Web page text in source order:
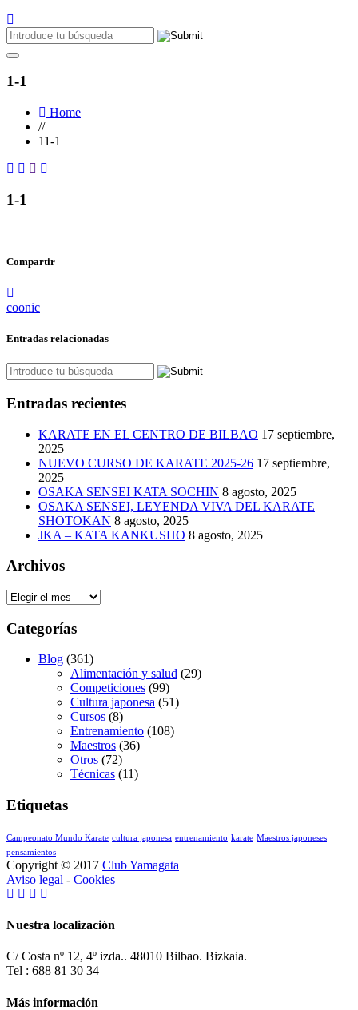
1-1
Home
//
11-1
1-1
Compartir
coonic
Entradas relacionadas
Entradas recientes
KARATE EN EL CENTRO DE BILBAO 17 septiembre,
2025
NUEVO CURSO DE KARATE 2025-26 17 septiembre,
2025
OSAKA SENSEI KATA SOCHIN 8 agosto, 2025
OSAKA SENSEI, LEYENDA VIVA DEL KARATE
SHOTOKAN 8 agosto, 2025
JKA – KATA KANKUSHO 8 agosto, 2025
Archivos
Archivos
Categorías
Blog (361)
Alimentación y salud (29)
Competiciones (99)
Cultura japonesa (51)
Cursos (8)
Entrenamiento (108)
Maestros (36)
Otros (72)
Técnicas (11)
Etiquetas
Campeonato Mundo Karate cultura japonesa entrenamiento karate Maestros japoneses
pensamientos
Copyright © 2017 Club Yamagata
Aviso legal - Cookies
Nuestra localización
C/ Costa nº 12, 4º izda.. 48010 Bilbao. Bizkaia.
Tel : 688 81 30 34
Más información